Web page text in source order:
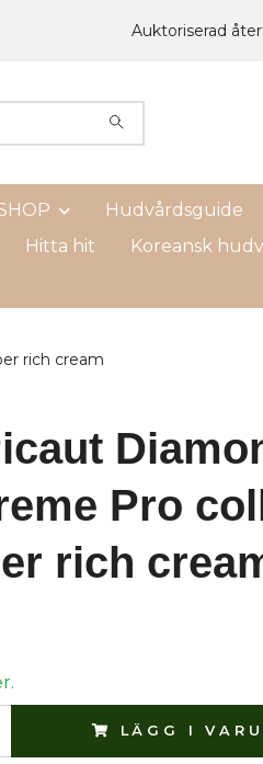
Auktoriserad
Hudvårdsguide
Hitta hit
Koreansk
rich cream
Pro
rich
LÄGG I